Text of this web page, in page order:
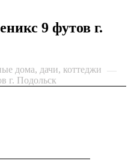
9 футов г.
дома, дачи, коттеджи —
г. Подольск